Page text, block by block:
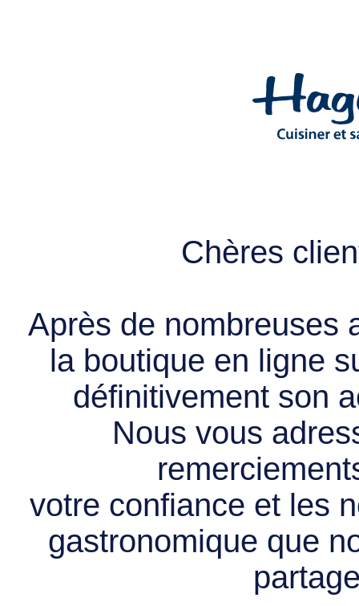
Chères
Après de nombreuses
la boutique en ligne
définitivement son
Nous vous
votre confiance et les
gastronomique que